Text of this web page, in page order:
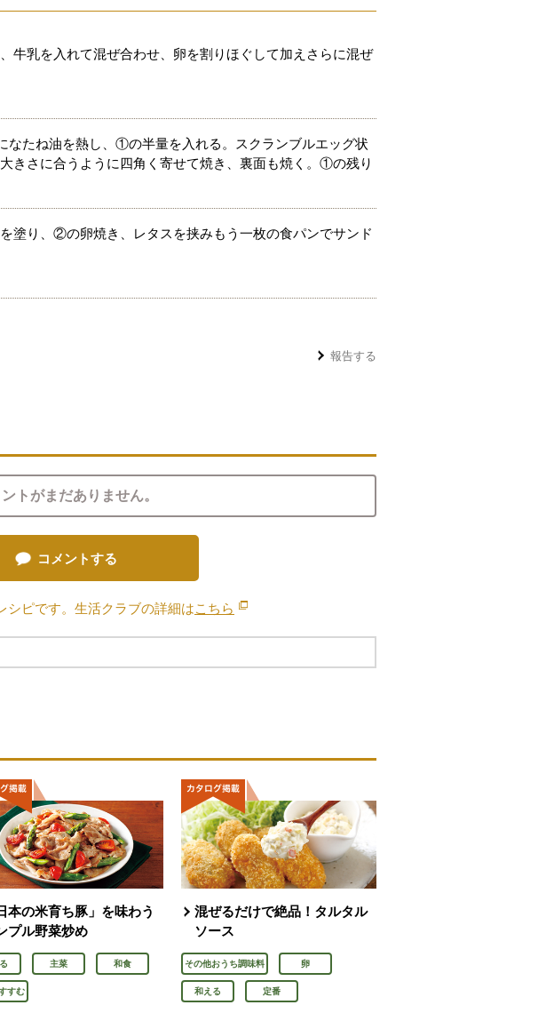
牛乳を入れて混ぜ合わせ、卵を割りほぐして加えさらに混ぜ
なたね油を熱し、①の半量を入れる。スクランブルエッグ状
きさに合うように四角く寄せて焼き、裏面も焼く。①の残り
塗り、②の卵焼き、レタスを挟みもう一枚の食パンでサンド
報告する
トがまだありません。
コメントする
シピです。生活クラブの詳細はこちら 別のウィンドウで開きます。
本の米育ち豚」を味わう
プル野菜炒め
主菜 和食
すむ
混ぜるだけで絶品！タルタル
ソース
その他おうち調味料 卵
和える 定番